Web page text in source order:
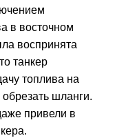
в восточном
воспринята
танкер
топлива на
шланги.
привели в